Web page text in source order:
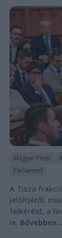
Magyar Péter
Parlament
A Tisza
jelöltjéről,
felkérést, a
le. Bővebben...